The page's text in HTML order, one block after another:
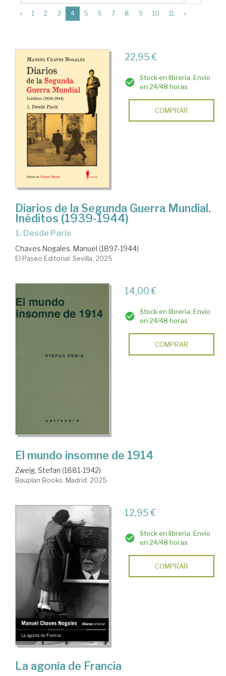
la
>
Periodismo
Prensa
escrita.
Artículos
periodísticos
« 1 2 3 4(current)
5 6 7 8 9 10 11 »
22,95 €
Stock en librería. Envío
en 24/48 horas
COMPRAR
Diarios de la Segunda Guerra Mundial.
Inéditos (1939-1944)
1. Desde París
Chaves Nogales, Manuel (1897-1944)
El Paseo Editorial. Sevilla, 2025
14,00 €
Stock en librería. Envío
en 24/48 horas
COMPRAR
El mundo insomne de 1914
Zweig, Stefan (1881-1942)
Bauplan Books. Madrid, 2025
12,95 €
Stock en librería. Envío
en 24/48 horas
COMPRAR
La agonía de Francia